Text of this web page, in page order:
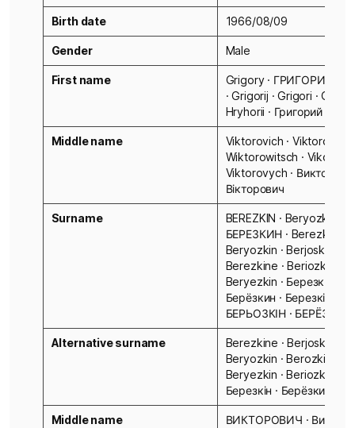
Birth date 1966/08/09
Gender Male
First name
Grigory · ГРИГОРИЙ ·
· Grigorij · Grigori ·
Hryhorii · Григорий ·
Middle name
Viktorovich · Viktorovitch
Wiktorowitsch ·
Viktorovych ·
Вікторович
Surname
BEREZKIN · Beryozkin ·
БЕРЕЗКИН · Berezkin ·
Beryozkin · Berjoskin ·
Berezkine · Beriozkin ·
Beryezkin · Березкин ·
Берёзкин · Березкін ·
БЕРЬОЗКІН · БЕРЁЗКИН
Alternative surname
Berezkine · Berjoskin ·
Beryozkin · Berozkin ·
Beryezkin · Beriozkin ·
Березкін · Берёзкин
Middle name
ВИКТОРОВИЧ ·